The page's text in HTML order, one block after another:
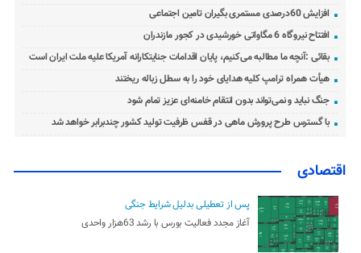
افزایش 60درصدی مستمری بگیران تامین اجتماعی
افتتاح نیروگاه 6 مگاواتی خورشیدی در کجور مازندران
بقائی :آنچه ما مطالبه می‌کنیم، پایان اقدامات جنایتکارانه آمریکا علیه ملت ایران است
هیأت همراه ترامپ کلیه هدایای خود را به سطل زباله ریختند
جنگ نباید و نمی‌تواند بدون انتقام خامنه‌ای عزیز تمام شود
با گسترس طرح پرورش ماهی در قفس ظرفیت تولید کشور چندبرابر خواهد شد
اقتصادی
پس از تعطیلی بدلیل شرایط جنگی
آغاز مجدد فعالیت بورس با رشد 63هزار واحدی